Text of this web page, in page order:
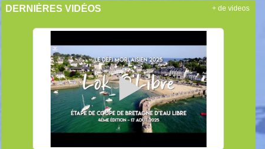
DERNIÈRES VIDÉOS + de videos